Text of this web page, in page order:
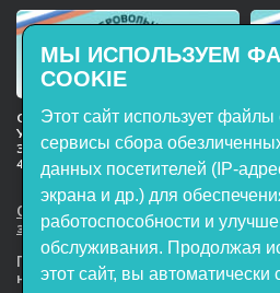
Сертификат соответствия
Учебное оборудование, марки
ЭнергияЛаб ТУ 32.99.53–001–
47627947–2021 Серийный выпуск
ISO
ООО НТП «ЭнергияЛаб». Все права
защищены.
Представленная на сайте
не является публичной офертой
МЫ ИСПОЛЬЗУЕМ
COOKIE
Этот сайт использует файлы
сервисы сбора
данных посетителей (IP-
экрана и др.) для
работоспособности и
обслуживания. Продолжая
этот сайт, вы автоматически